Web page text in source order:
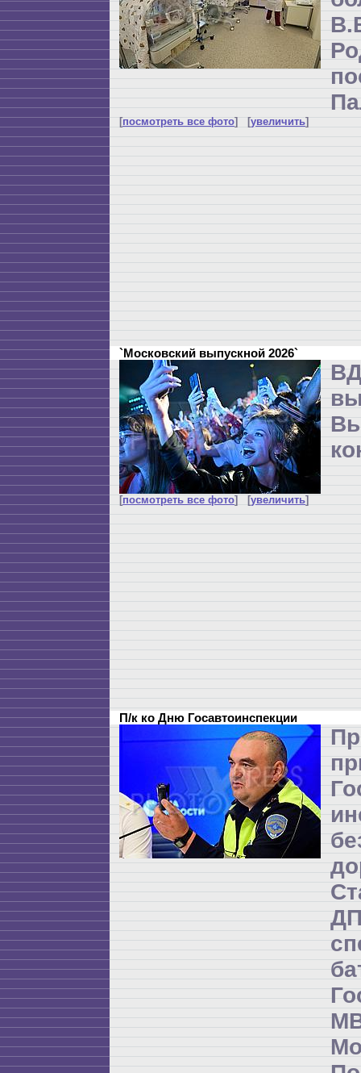
[посмотреть все фото] [увеличить]
`Московский выпускной 2026`
[посмотреть все фото] [увеличить]
П/к ко Дню Госавтоинспекции